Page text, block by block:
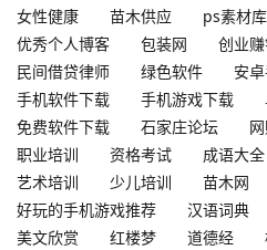
女性健康
苗木供应 ps素材库
优秀个人博客
包装网 创业
民间借贷律师
绿色软件
安
手机软件下载
手机游戏下载
免费软件下载
石家庄论坛
职业培训
资格考试 成语大全
艺术培训
少儿培训 苗木网
好玩的手机游戏推荐
汉语词典
美文欣赏
红楼梦 道德经